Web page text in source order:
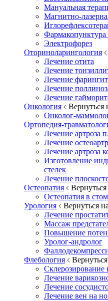
Мануальная
Магнитно-
Фармакопунктура
Электрофорез
Оториноларингология
Лечение отита
Лечение
Лечение
Лечение
Лечение
Онкология
Вернуться
Онколог-
Ортопедия-
Лечение артроза
Лечение
Лечение артроза
Изготовление
стелек
Лечение
Остеопатия
Вернуться
Остеопатия в
Урология
Вернуться
Лечение
Массаж
Повышение
Уролог-андролог
Флебология
Склерозирование
Лечение
Лечение
Лечение вен на